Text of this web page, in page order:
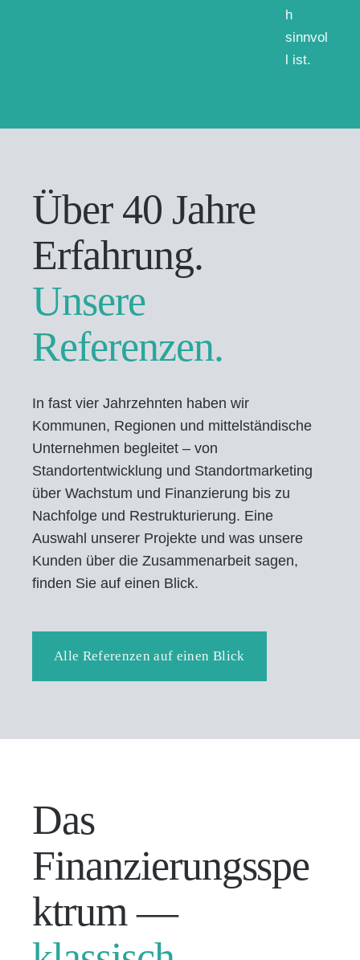
h
sinnvol
l ist.
Über 40 Jahre
Erfahrung.
Unsere
Referenzen.
In fast vier Jahrzehnten haben wir
Kommunen, Regionen und mittelständische
Unternehmen begleitet – von
Standortentwicklung und Standortmarketing
über Wachstum und Finanzierung bis zu
Nachfolge und Restrukturierung. Eine
Auswahl unserer Projekte und was unsere
Kunden über die Zusammenarbeit sagen,
finden Sie auf einen Blick.
Alle Referenzen auf einen Blick
Das
Finanzierungsspe
ktrum —